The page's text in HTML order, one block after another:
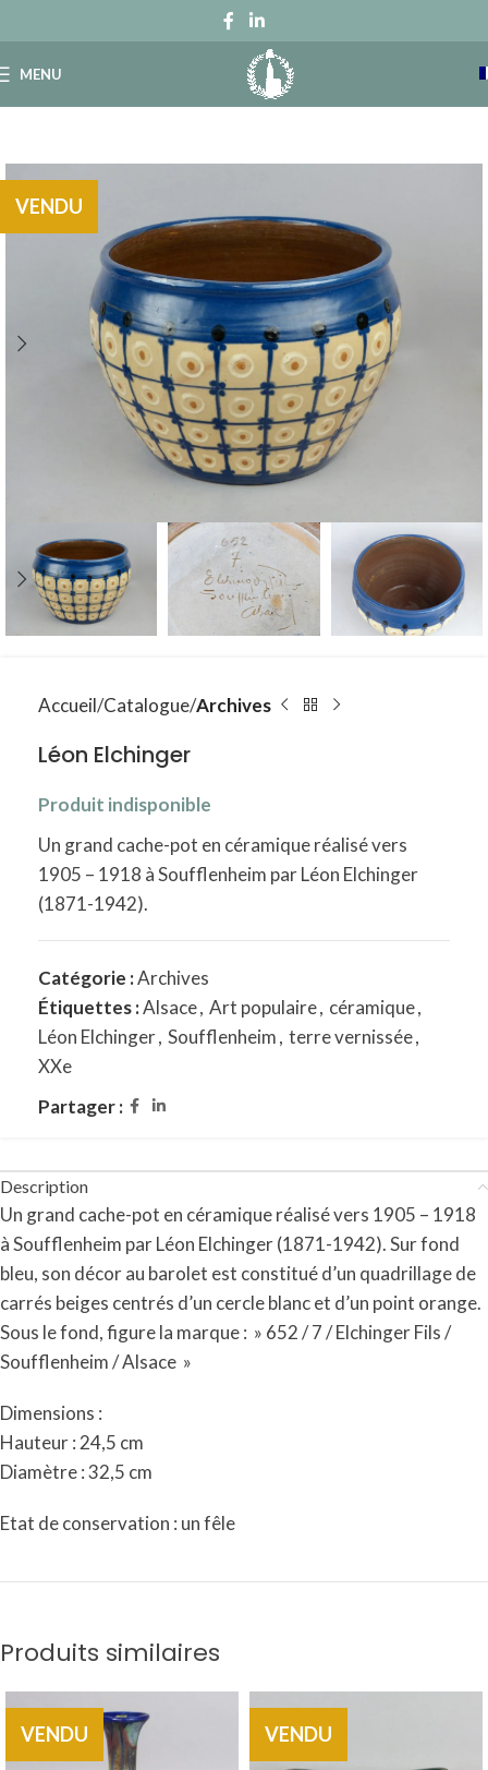
MENU
VENDU
Accueil Catalogue Archives
Léon Elchinger
Produit indisponible
Un grand cache-pot en céramique réalisé vers
1905 – 1918 à Soufflenheim par Léon Elchinger
(1871-1942).
Catégorie :Archives
Étiquettes :Alsace, Art populaire, céramique,
Léon Elchinger, Soufflenheim, terre vernissée,
XXe
Partager :
Description
Un grand cache-pot en céramique réalisé vers 1905 – 1918
à Soufflenheim par Léon Elchinger (1871-1942). Sur fond
bleu, son décor au barolet est constitué d’un quadrillage de
carrés beiges centrés d’un cercle blanc et d’un point orange.
Sous le fond, figure la marque : » 652 / 7 / Elchinger Fils /
Soufflenheim / Alsace »
Dimensions :
Hauteur : 24,5 cm
Diamètre : 32,5 cm
Etat de conservation : un fêle
Produits similaires
VENDU VENDU